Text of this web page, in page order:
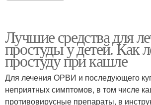
Лучшие средства для
простуды у детей. Как
простуду при кашле
Для лечения ОРВИ и последующего
неприятных симптомов, в том числе
противовирусные препараты, в